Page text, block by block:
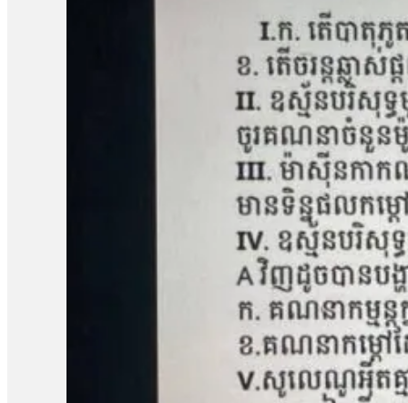
សម្ដេចបវធិបតី ហ៊ុន ម៉ាណែត សូមឱ្យគាត់ឡើងថ្មីធ្វើនាយករដ្ឋមន្ត្រីម
បាត់បង់ដីធ្លី»។ រីឯភរិយារបស់លោក ស្ងួន ញឿន គឺអ្នកស្រី អុំ សុភី បានច
ដោយសារតែក្រុមហ៊ុនជាអ្នកបំពានមកលើពួកខ្ញុំ បែរជាពួកគាត់មិនមាន
បំផ្លាញរបស់ទ្រព្យគេទេ»។ អ្នកស្រី អុំ សុភី ថាអ្នកស្រីនឹងប្ដឹងបន្តទ
អង្គការលីកាដូលោក អំ សំអាត មានប្រសាសន៍ថា ករណីដីធ្លីនៅភូមិឡព
តំណាងសហគមន៍ និងសមាជិកសហគមន៍ជាច្រើនត្រូវបានជាប់ពន្ធនា
រឿងនៅសាលាឧទ្ធរណ៍នេះ ពួកគាត់គួរត្រូវបានទទួលការលើកលែងច
ខេត្តកំពង់ឆ្នាំង មានជម្លោះដីធ្លីជាមួយក្រុមហ៊ុន ខេ.ឌី.ស៊ី (KDC) ដែ
ចំនួន១០៨គ្រួសារ។ ពលរដ្ឋដែលរងផលប៉ះពាល់បានតវ៉ាទាមទារ
ចំនួន៥នាក់គឺ លោក សៀង ហេង លោក ម៉ាង យ៉ាវ លោក គុជ…